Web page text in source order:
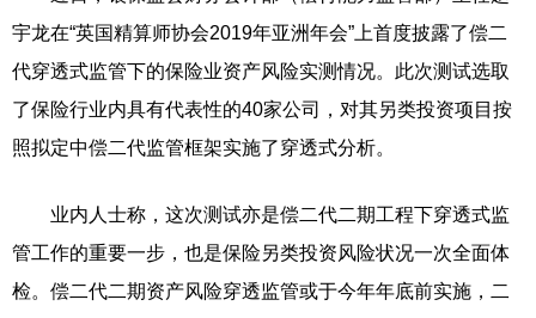
宇龙在“英国精算师协会2019年亚洲年会”上首度披露了偿二
代穿透式监管下的保险业资产风险实测情况。此次测试选取
了保险行业内具有代表性的40家公司，对其另类投资项目按
照拟定中偿二代监管框架实施了穿透式分析。
业内人士称，这次测试亦是偿二代二期工程下穿透式监
管工作的重要一步，也是保险另类投资风险状况一次全面体
检。偿二代二期资产风险穿透监管或于今年年底前实施，二